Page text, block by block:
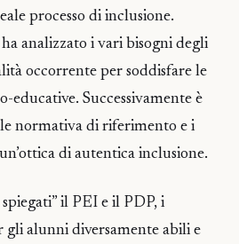
processo di inclusione.
analizzato i vari bisogni degli
occorrente per soddisfare le
educative. Successivamente è
normativa di riferimento e i
di autentica inclusione.
il PEI e il PDP, i
gli alunni diversamente abili e